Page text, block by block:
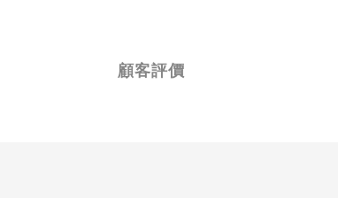
顧客評價